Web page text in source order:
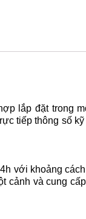
lắp đặt trong
tiếp thông số kỹ
với khoảng
cảnh và cung